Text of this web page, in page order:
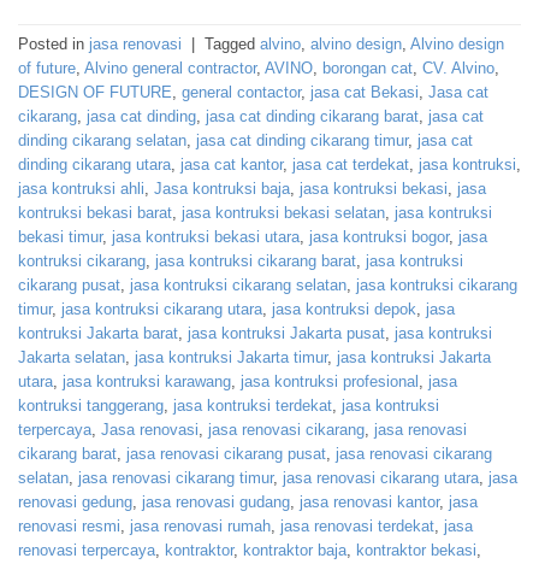
Posted in jasa renovasi Tagged alvino, alvino design, Alvino design
of future, Alvino general contractor, AVINO, borongan cat, CV. Alvino,
DESIGN OF FUTURE, general contactor, jasa cat Bekasi, Jasa cat
cikarang, jasa cat dinding, jasa cat dinding cikarang barat, jasa cat
dinding cikarang selatan, jasa cat dinding cikarang timur, jasa cat
dinding cikarang utara, jasa cat kantor, jasa cat terdekat, jasa kontruksi,
jasa kontruksi ahli, Jasa kontruksi baja, jasa kontruksi bekasi, jasa
kontruksi bekasi barat, jasa kontruksi bekasi selatan, jasa kontruksi
bekasi timur, jasa kontruksi bekasi utara, jasa kontruksi bogor, jasa
kontruksi cikarang, jasa kontruksi cikarang barat, jasa kontruksi
cikarang pusat, jasa kontruksi cikarang selatan, jasa kontruksi cikarang
timur, jasa kontruksi cikarang utara, jasa kontruksi depok, jasa
kontruksi Jakarta barat, jasa kontruksi Jakarta pusat, jasa kontruksi
Jakarta selatan, jasa kontruksi Jakarta timur, jasa kontruksi Jakarta
utara, jasa kontruksi karawang, jasa kontruksi profesional , jasa
kontruksi tanggerang, jasa kontruksi terdekat, jasa kontruksi
terpercaya, Jasa renovasi, jasa renovasi cikarang, jasa renovasi
cikarang barat, jasa renovasi cikarang pusat, jasa renovasi cikarang
selatan, jasa renovasi cikarang timur, jasa renovasi cikarang utara, jasa
renovasi gedung, jasa renovasi gudang, jasa renovasi kantor, jasa
renovasi resmi, jasa renovasi rumah, jasa renovasi terdekat, jasa
renovasi terpercaya, kontraktor, kontraktor baja, kontraktor bekasi,